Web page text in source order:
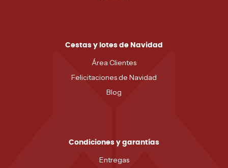
Cestas y lotes de Navidad
Área Clientes
Felicitaciones de Navidad
Blog
Condiciones y garantías
Entregas